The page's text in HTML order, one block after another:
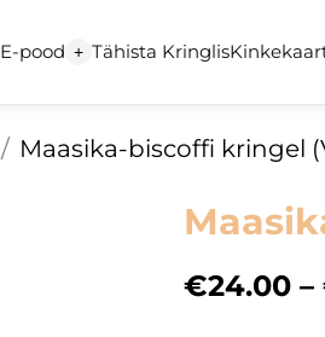
E-pood + Tähista Kringlis
/ Maasika-biscoffi kringel
€24.00–